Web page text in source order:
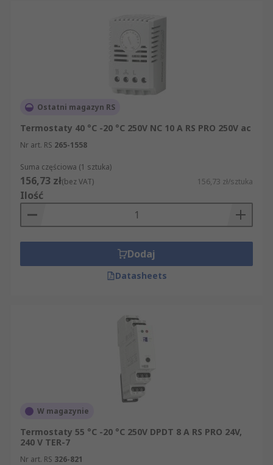
Ostatni magazyn RS
Termostaty 40 °C -20 °C 250V NC 10 A RS PRO 250V ac
Nr art. RS 265-1558
Suma częściowa (1 sztuka)
156,73 zł(bez VAT) 156,73 zł/sztuka
Ilość
Dodaj
Datasheets
W magazynie
Termostaty 55 °C -20 °C 250V DPDT 8 A RS PRO 24V,
240 V TER-7
Nr art. RS 326-821